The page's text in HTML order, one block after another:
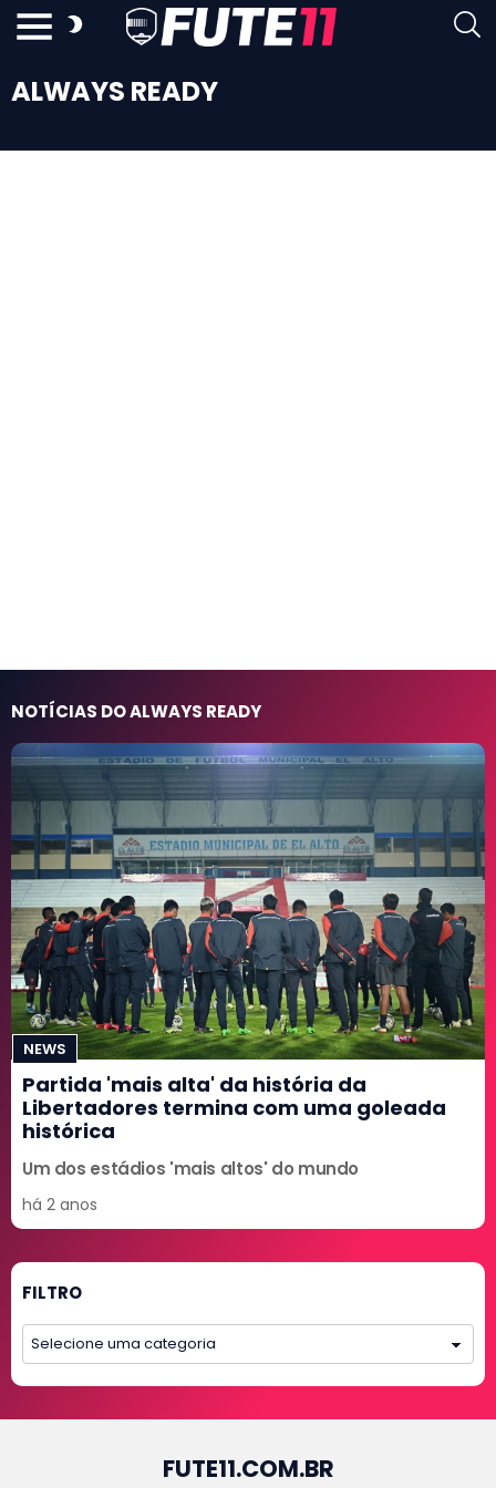
ALWAYS READY
NOTÍCIAS DO ALWAYS READY
NEWS
Partida 'mais alta' da história da
Libertadores termina com uma goleada
histórica
Um dos estádios 'mais altos' do mundo
há 2 anos
FILTRO
FUTE11.COM.BR